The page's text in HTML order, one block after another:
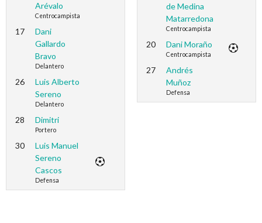
Arévalo
Centrocampista
17
Dani
Gallardo
Bravo
Delantero
26
Luis Alberto
Sereno
Delantero
28 Dimitri
Portero
30
Luis Manuel
Sereno
Cascos
Defensa
de Medina
Matarredona
Centrocampista
20 Dani Moraño
Centrocampista
27
Andrés
Muñoz
Defensa